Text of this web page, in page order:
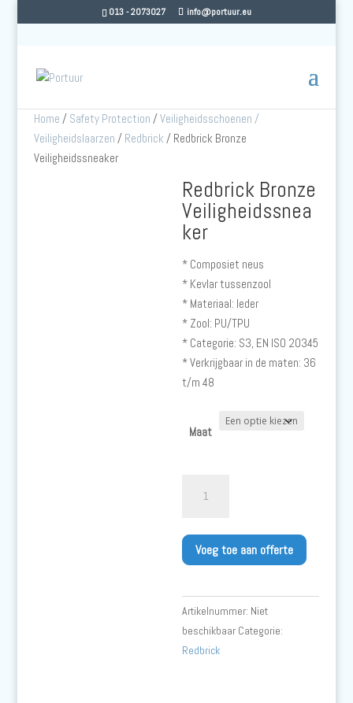
013 - 2073027 info@portuur.eu
Home / Safety Protection /Veiligheidsschoenen /
Veiligheidslaarzen / Redbrick / Redbrick Bronze
Veiligheidssneaker
Redbrick Bronze
Veiligheidssnea
ker
* Composiet neus
* Kevlar tussenzool
* Materiaal: leder
* Zool: PU/TPU
* Categorie: S3, EN ISO 20345
* Verkrijgbaar in de maten: 36
t/m 48
Maat
Bronze
aantalVoeg toe aan offerte
Artikelnummer: Niet
beschikbaar Categorie:
Redbrick